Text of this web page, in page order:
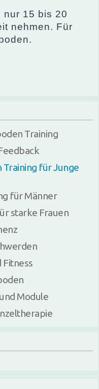
nur 15 bis 20
nehmen. Für
Training
Training für Junge
für Männer
starke Frauen
Fitness
Module